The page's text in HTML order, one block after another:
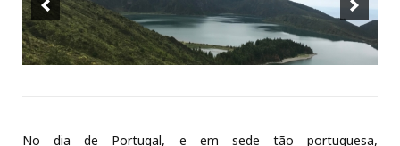
No dia de Portugal, e em sede tão portuguesa,